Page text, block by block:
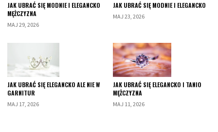
JAK UBRAĆ SIĘ MODNIE I ELEGANCKO
MĘŻCZYZNA
MAJ 29, 2026
JAK UBRAĆ SIĘ MODNIE I ELEGANCKO
MAJ 23, 2026
JAK UBRAĆ SIĘ ELEGANCKO ALE NIE W
GARNITUR
MAJ 17, 2026
JAK UBRAĆ SIĘ ELEGANCKO I TANIO
MĘŻCZYZNA
MAJ 11, 2026